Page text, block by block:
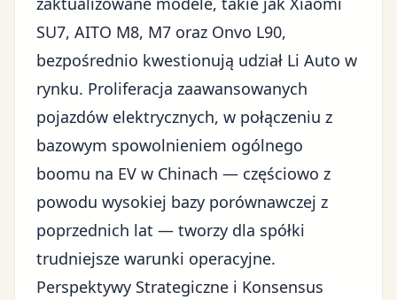
SU7, AITO M8, M7 oraz Onvo L90,
bezpośrednio kwestionują udział Li Auto w
rynku. Proliferacja zaawansowanych
pojazdów elektrycznych, w połączeniu z
bazowym spowolnieniem ogólnego
boomu na EV w Chinach — częściowo z
powodu wysokiej bazy porównawczej z
poprzednich lat — tworzy dla spółki
trudniejsze warunki operacyjne.
Perspektywy Strategiczne i Konsensus